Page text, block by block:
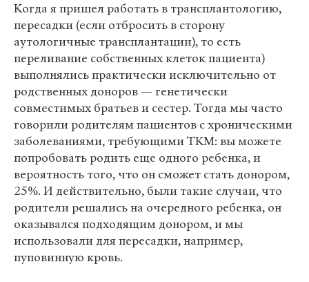
Когда я пришел работать в трансплантологию,
пересадки (если отбросить в сторону
аутологичные трансплантации), то есть
переливание собственных клеток пациента)
выполнялись практически исключительно от
родственных доноров — генетически
совместимых братьев и сестер. Тогда мы часто
говорили родителям пациентов с хроническими
заболеваниями, требующими ТКМ: вы можете
попробовать родить еще одного ребенка, и
вероятность того, что он сможет стать донором,
25%. И действительно, были такие случаи, что
родители решались на очередного ребенка, он
оказывался подходящим донором, и мы
использовали для пересадки, например,
пуповинную кровь.